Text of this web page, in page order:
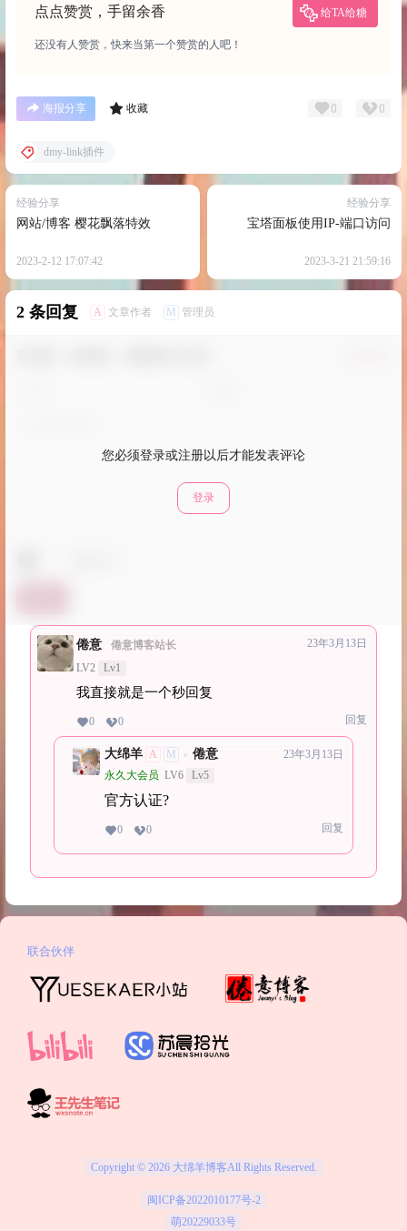
点点赞赏，手留余香 给TA给糖
还没有人赞赏，快来当第一个赞赏的人吧！
海报分享 收藏 0 0
dmy-link插件
经验分享
网站/博客 樱花飘落特效
2023-2-12 17:07:42
经验分享
宝塔面板使用IP-端口访问
2023-3-21 21:59:16
2 条回复 A 文章作者 M 管理员
您必须登录或注册以后才能发表评论
登录
倦意
倦意博客站长
LV2
Lv1
23年3月13日
我直接就是一个秒回复
0 0 回复
大绵羊 A M @ 倦意
永久大会员 LV6 Lv5
23年3月13日
官方认证?
0 0 回复
联合伙伴
Copyright © 2026大绵羊博客All Rights Reserved.
闽ICP备2022010177号-2
萌20229033号